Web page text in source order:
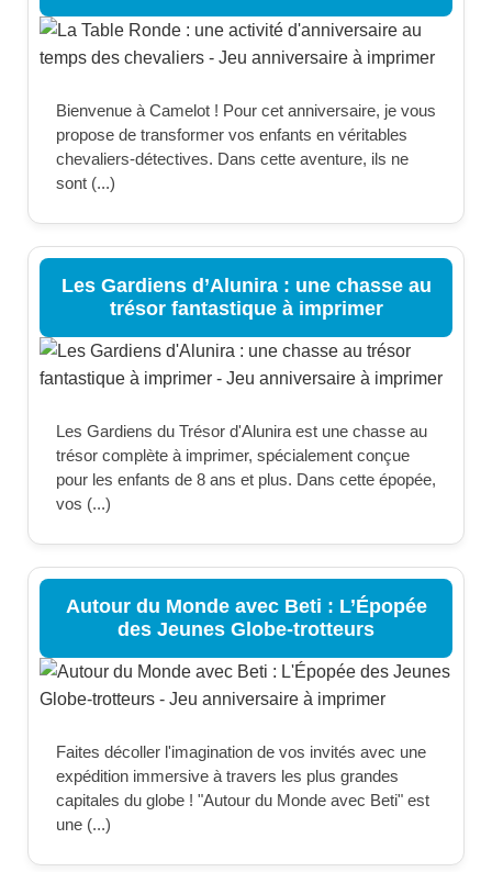
Bienvenue à Camelot ! Pour cet anniversaire, je vous
propose de transformer vos enfants en véritables
chevaliers-détectives. Dans cette aventure, ils ne
sont (...)
Les Gardiens d’Alunira : une chasse au
trésor fantastique à imprimer
Les Gardiens du Trésor d'Alunira est une chasse au
trésor complète à imprimer, spécialement conçue
pour les enfants de 8 ans et plus. Dans cette épopée,
vos (...)
Autour du Monde avec Beti : L’Épopée
des Jeunes Globe-trotteurs
Faites décoller l'imagination de vos invités avec une
expédition immersive à travers les plus grandes
capitales du globe ! "Autour du Monde avec Beti" est
une (...)